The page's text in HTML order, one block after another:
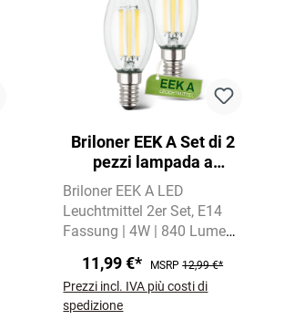
Briloner EEK A Set di 2
pezzi lampada a
filamento LED E14, luce
bianca calda, candela
Briloner EEK A LED
Leuchtmittel 2er Set E14
Fassung | 4W | 840 Lumen
3000 Kelvin
11,99 €* MSRP12,99 €*
Prezzi incl. IVA più costi di
spedizione